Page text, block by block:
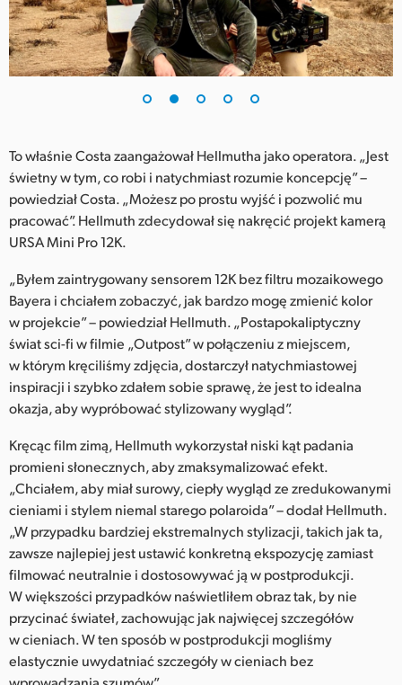
United States
To właśnie Costa zaangażował Hellmutha jako operatora. „Jest
świetny w tym, co robi i natychmiast rozumie koncepcję” –
powiedział Costa. „Możesz po prostu wyjść i pozwolić mu
pracować”. Hellmuth zdecydował się nakręcić projekt kamerą
URSA Mini Pro 12K.
„Byłem zaintrygowany sensorem 12K bez filtru mozaikowego
Bayera i chciałem zobaczyć, jak bardzo mogę zmienić kolor
w projekcie” – powiedział Hellmuth. „Postapokaliptyczny
świat sci-fi w filmie „Outpost” w połączeniu z miejscem,
w którym kręciliśmy zdjęcia, dostarczył natychmiastowej
inspiracji i szybko zdałem sobie sprawę, że jest to idealna
okazja, aby wypróbować stylizowany wygląd”.
Kręcąc film zimą, Hellmuth wykorzystał niski kąt padania
promieni słonecznych, aby zmaksymalizować efekt.
„Chciałem, aby miał surowy, ciepły wygląd ze zredukowanymi
cieniami i stylem niemal starego polaroida” – dodał Hellmuth.
„W przypadku bardziej ekstremalnych stylizacji, takich jak ta,
zawsze najlepiej jest ustawić konkretną ekspozycję zamiast
filmować neutralnie i dostosowywać ją w postprodukcji.
W większości przypadków naświetliłem obraz tak, by nie
przycinać świateł, zachowując jak najwięcej szczegółów
w cieniach. W ten sposób w postprodukcji mogliśmy
elastycznie uwydatniać szczegóły w cieniach bez